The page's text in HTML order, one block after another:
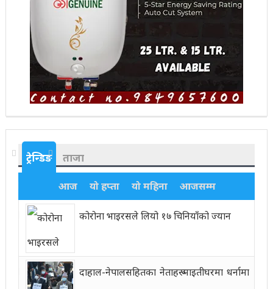
ट्रेन्डिङ ताजा
आज यो हप्ता यो महिना आजसम्म
कोरोना भाइरसले लियो १७ चिनियाँको ज्यान
दाहाल-नेपालसहितका नेताहरू माइतीघरमा धर्नामा